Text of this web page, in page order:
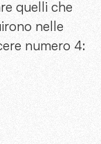
quelli che
nelle
numero 4: